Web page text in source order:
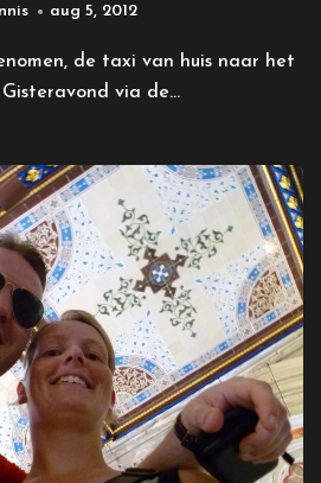
aug 5, 2012
via de...